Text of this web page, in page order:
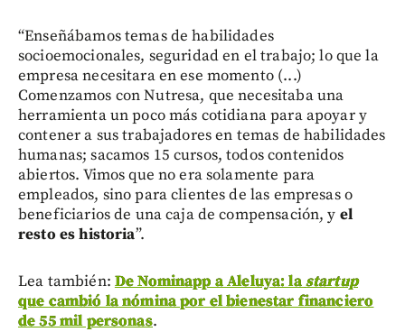
“Enseñábamos temas de habilidades
socioemocionales, seguridad en el trabajo; lo que la
empresa necesitara en ese momento (...)
Comenzamos con Nutresa, que necesitaba una
herramienta un poco más cotidiana para apoyar y
contener a sus trabajadores en temas de habilidades
humanas; sacamos 15 cursos, todos contenidos
abiertos. Vimos que no era solamente para
empleados, sino para clientes de las empresas o
beneficiarios de una caja de compensación, y el
resto es historia”.
Lea también: De Nominapp a Aleluya: lastartup
que cambió la nómina por el bienestar financiero
de 55 mil personas.